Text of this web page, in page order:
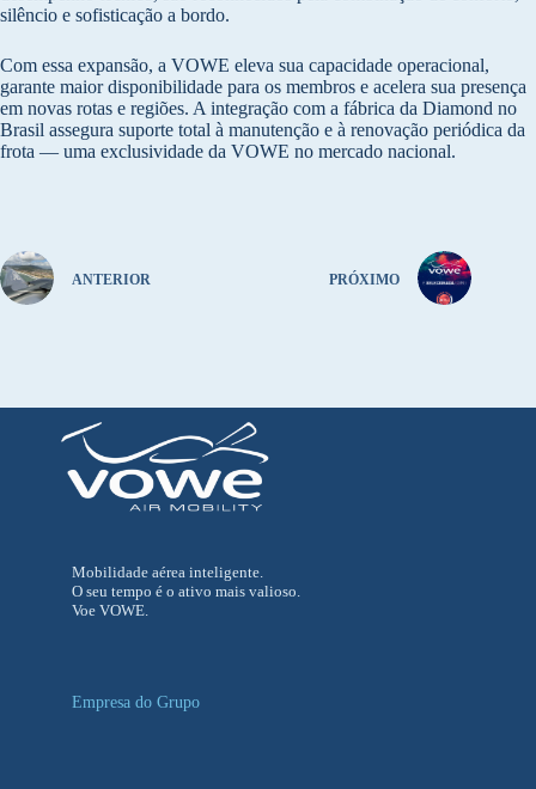
silêncio e sofisticação a bordo.
Com essa expansão, a VOWE eleva sua capacidade operacional,
garante maior disponibilidade para os membros e acelera sua presença
em novas rotas e regiões. A integração com a fábrica da Diamond no
Brasil assegura suporte total à manutenção e à renovação periódica da
frota — uma exclusividade da VOWE no mercado nacional.
ANTERIOR PRÓXIMO
Mobilidade aérea inteligente.
O seu tempo é o ativo mais valioso.
Voe VOWE.
Empresa do Grupo